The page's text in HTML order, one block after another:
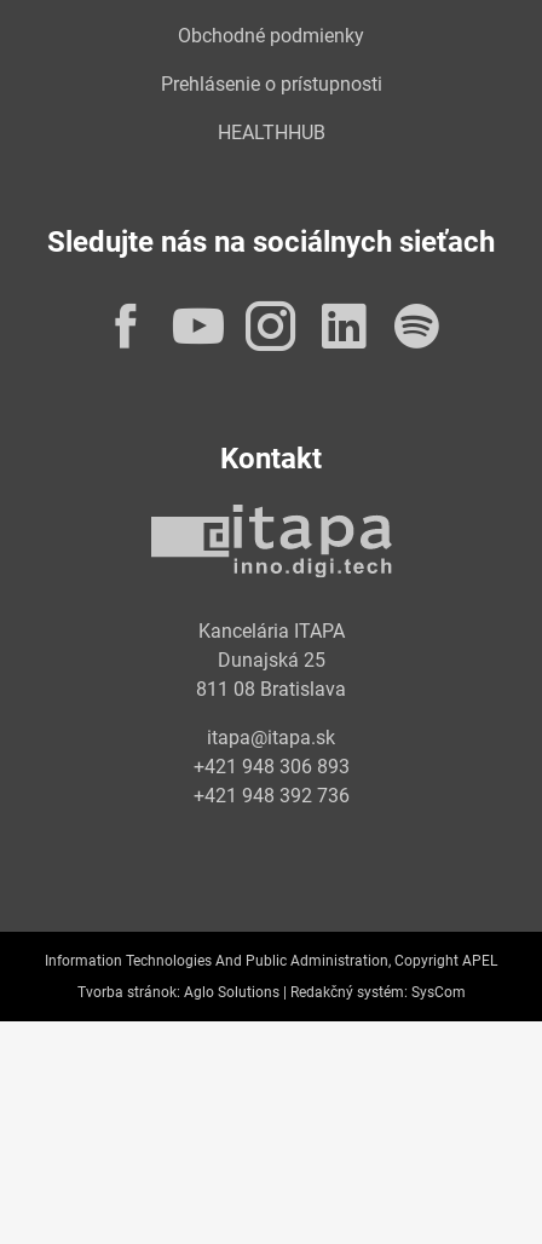
Obchodné podmienky
Prehlásenie o prístupnosti
HEALTHHUB
Sledujte nás na sociálnych sieťach
Facebook
YouTube
Instagram
Kontakt
Kancelária ITAPA
Dunajská 25
811 08 Bratislava
itapa@itapa.sk
+421 948 306 893
+421 948 392 736
Information Technologies And Public Administration, Copyright APEL
Tvorba stránok: Aglo Solutions | Redakčný systém: SysCom